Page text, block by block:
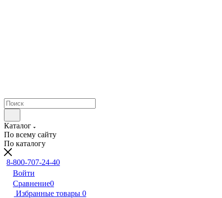
Каталог
По всему сайту
По каталогу
8-800-707-24-40
Войти
Сравнение0
Избранные товары 0